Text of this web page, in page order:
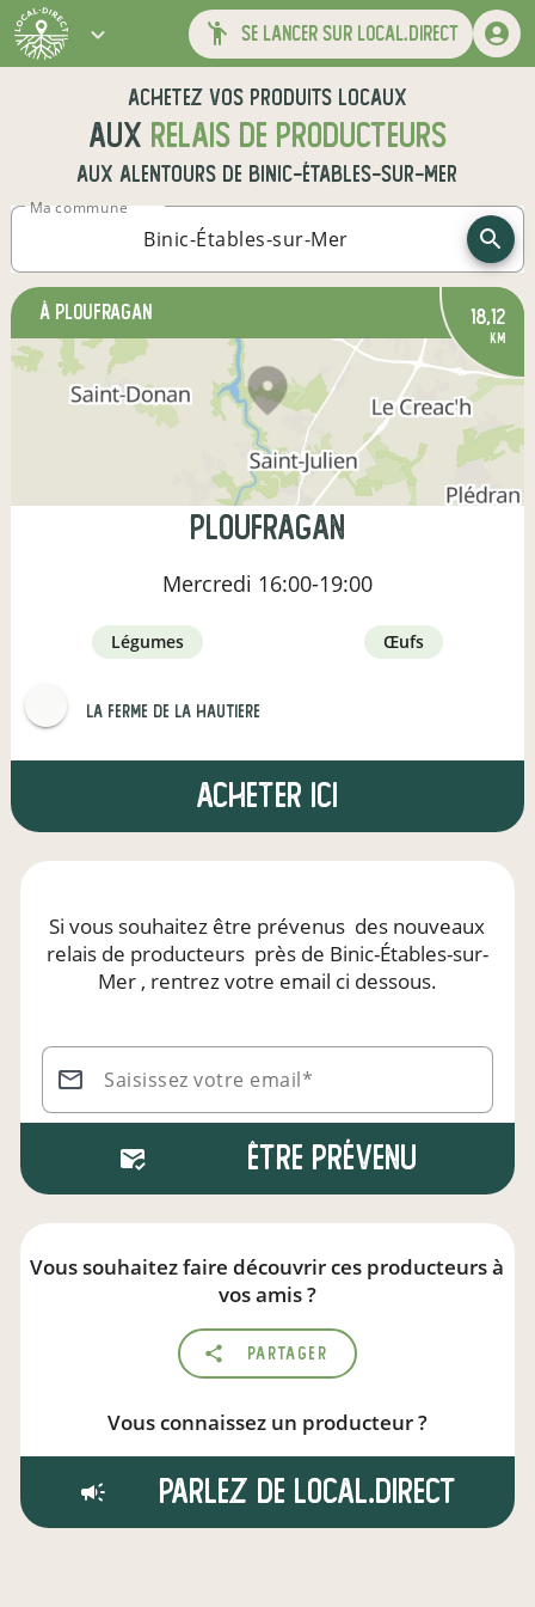
se lancer sur local.direct
Achetez vos produits locaux
aux relais de producteurs
aux alentours de Binic-Étables-sur-Mer
Ma commune
à Ploufragan 18,12
km
Ploufragan
Mercredi 16:00-19:00
légumes œufs
LA FERME DE LA HAUTIERE
Acheter ici
Si vous souhaitez être prévenus des nouveaux
relais de producteurs près de Binic-Étables-sur-
Mer, rentrez votre email ci dessous.
Saisissez votre email*
Être prévenu
Vous souhaitez faire découvrir ces producteurs à
vos amis ?
Partager
Vous connaissez un producteur ?
Parlez de local.direct